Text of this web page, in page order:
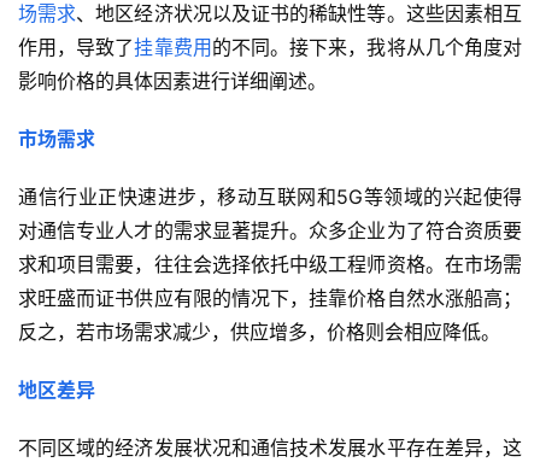
场需求、地区经济状况以及证书的稀缺性等。这些因素相互
作用，导致了挂靠费用 的不同。接下来，我将从几个角度对
影响价格的具体因素进行详细阐述。
市场需求
通信行业正快速进步，移动互联网和5G等领域的兴起使得
对通信专业人才的需求显著提升。众多企业为了符合资质要
求和项目需要，往往会选择依托中级工程师资格。在市场需
求旺盛而证书供应有限的情况下，挂靠价格自然水涨船高；
反之，若市场需求减少，供应增多，价格则会相应降低。
地区差异
不同区域的经济发展状况和通信技术发展水平存在差异，这